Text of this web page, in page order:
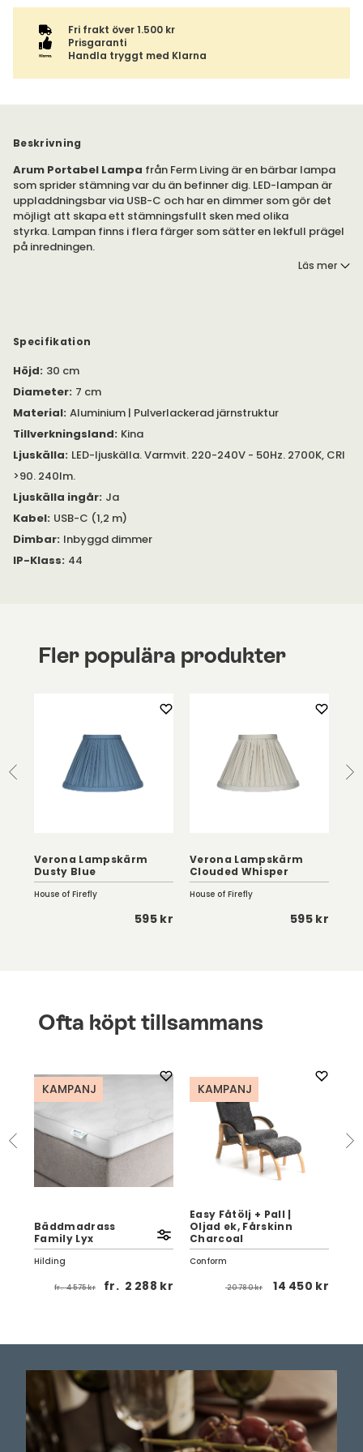
Fri frakt över 1.500 kr
Prisgaranti
Handla tryggt med Klarna
Beskrivning
Arum Portabel Lampa från Ferm Living är en bärbar lampa
som sprider stämning var du än befinner dig. LED-lampan är
uppladdningsbar via USB-C och har en dimmer som gör det
möjligt att skapa ett stämningsfullt sken med olika
styrka. Lampan finns i flera färger som sätter en lekfull prägel
på inredningen.
Lampan är tillverkad av aluminium och pulverlackerat järn,
Läs mer
Specifikation
Höjd: 30 cm
Diameter: 7 cm
Material: Aluminium | Pulverlackerad järnstruktur
Tillverkningsland: Kina
Ljuskälla: LED-ljuskälla. Varmvit. 220-240V - 50Hz. 2700K, CRI
>90. 240lm.
Ljuskälla ingår: Ja
Kabel: USB-C (1,2 m)
Dimbar: Inbyggd dimmer
IP-Klass: 44
Fler populära produkter
Verona Lampskärm
Dusty Blue
House of Firefly
595 kr
Verona Lampskärm
Clouded Whisper
House of Firefly
595 kr
Ofta köpt tillsammans
KAMPANJ
Bäddmadrass
Family Lyx
Hilding
fr.4 575 kr fr. 2 288 kr
KAMPANJ
Easy Fåtölj + Pall |
Oljad ek, Fårskinn
Charcoal
Conform
20 780 kr 14 450 kr